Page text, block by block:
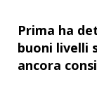
Prima ha
buoni livelli
ancora